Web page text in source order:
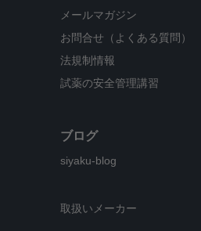
メールマガジン
お問合せ（よくある質問）
法規制情報
試薬の安全管理講習
ブログ
siyaku-blog
取扱いメーカー